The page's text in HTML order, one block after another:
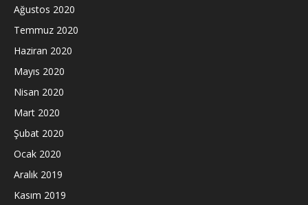
Ağustos 2020
Temmuz 2020
Haziran 2020
Mayıs 2020
Nisan 2020
Mart 2020
Şubat 2020
Ocak 2020
Aralık 2019
Kasım 2019